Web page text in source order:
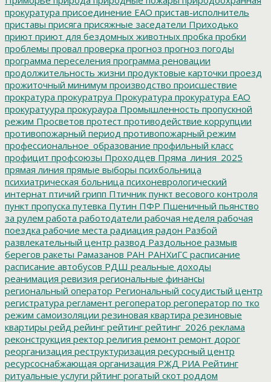
прокуратура присоединение ЕАО пристав-исполнитель
приставы присяга присяжные заседатели Приходько
приют приют для бездомных животных пробка пробки
проблемы провал проверка прогноз прогноз погоды
программа переселения программа реновации
продолжительность жизни продуктовые карточки проезд
прожиточный минимум производство происшествие
прократура прокуратруа Прокуратура прокуратура ЕАО
прокуратуура прокураура Промышленность пропускной
режим Просветов протест противодействие коррупции
противопожарный период противопожарный режим
профессиональное_образование профильный класс
профицит профсоюзы Проходцев Пряма_линия_2025
прямая линия прямые выборы психбольница
психиатрическая больница психоневрологический
интернат птичий грипп Птичник пункт весового контроля
пункт пропуска путевка Путин ПФР Пшеничный пьянство
за рулем работа работодатели рабочая неделя рабочая
поездка рабочие места радиация радон Разбой
развлекательный центр развод Раздольное размыв
берегов ракеты Рамазанов РАН РАНХиГС расписание
расписание автобусов РДШ реальные доходы
реанимация ревизия региональные финансы
региональный оператор Региональный сосудистый центр
регистратура регламент регоператор регоператор по тко
режим самоизоляции резиновая квартира резиновые
квартиры рейд рейинг рейтинг рейтинг_2026 реклама
реконструкция ректор религия ремонт ремонт дорог
реорганизация реструктуризация ресурсный центр
ресурсоснабжающая организация РЖД РИА Рейтинг
ритуальные услуги рйтинг рогатый скот роддом